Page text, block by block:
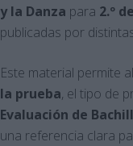
y la Danza para 2.º
publicadas por
Este material permite
la prueba, el tipo de
Evaluación de
una referencia clara